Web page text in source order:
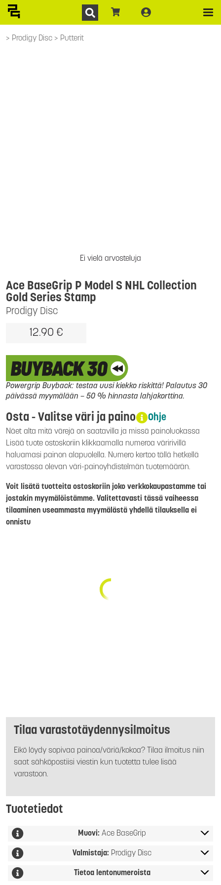
Prodigy Disc Putterit
Ei vielä arvosteluja
Prodigy Disc
Ace BaseGrip P Model S NHL Collection
Gold Series Stamp
12.90 €
Powergrip Buyback: testaa uusi kiekko riskittä! Palautus 30
päivässä myymälään – 50 % hinnasta lahjakorttina.
Osta - Valitse väri ja paino Ohje
Näet alta mitä värejä on saatavilla ja missä painoluokassa
Lisää tuote ostoskoriin klikkaamalla numeroa väririvillä
haluamasi painon alapuolella. Numero kertoo tällä hetkellä
varastossa olevan väri-painoyhdistelmän tuotemäärän.
Voit lisätä tuotteita ostoskoriin joko verkkokaupastamme tai
jostakin myymälöistämme. Valitettavasti tässä vaiheessa
tilaaminen useammasta myymälästä yhdellä tilauksella ei
onnistu
Tilaa varastotäydennysilmoitus
Eikö löydy sopivaa painoa/väriä/kokoa? Tilaa ilmoitus niin
saat sähköpostiisi viestin kun tuotetta tulee lisää
varastoon.
Tuotetiedot
Muovi: Ace BaseGrip
Valmistaja: Prodigy Disc
Tietoa lentonumeroista